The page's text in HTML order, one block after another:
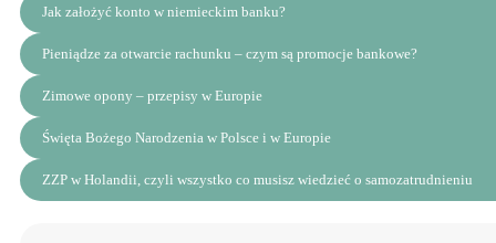
Jak założyć konto w niemieckim banku?
Pieniądze za otwarcie rachunku – czym są promocje bankowe?
Zimowe opony – przepisy w Europie
Święta Bożego Narodzenia w Polsce i w Europie
ZZP w Holandii, czyli wszystko co musisz wiedzieć o samozatrudnieniu